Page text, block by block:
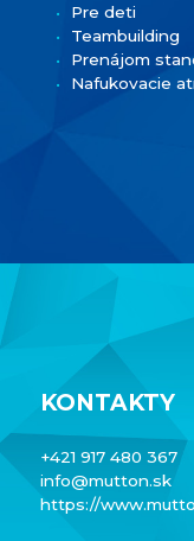
KONTAKTY
+421 917 480 367
info@mutton.sk
https://
Pre deti
Teambuilding
Prenájom
Nafukovacie